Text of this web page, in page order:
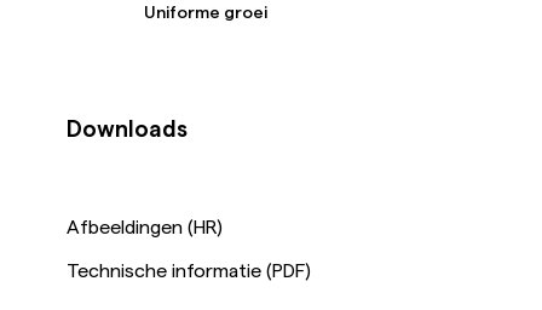
Uniforme groei
Downloads
Afbeeldingen (HR)
Technische informatie (PDF)